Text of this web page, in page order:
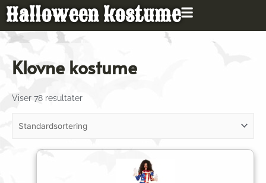
Gå
indholdet
Halloween kostume
Klovne kostume
Viser 78 resultater